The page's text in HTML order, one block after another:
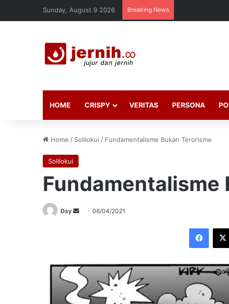
Sunday, August 9 2026 Breaking News
HOME CRISPY VERITAS PERSONA
Home / Solilokui / Fundamentalisme Bukan Terorisme
Solilokui
Fundamentalisme
Dsy
Send06/04/2021